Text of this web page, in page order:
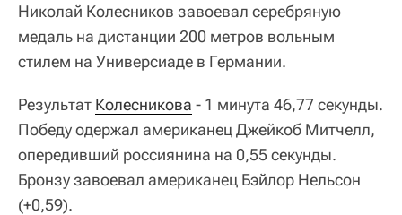
Николай Колесников завоевал серебряную
медаль на дистанции 200 метров вольным
стилем на Универсиаде в Германии.
Результат Колесникова - 1 минута 46,77 секунды.
Победу одержал американец Джейкоб Митчелл,
опередивший россиянина на 0,55 секунды.
Бронзу завоевал американец Бэйлор Нельсон
(+0,59).